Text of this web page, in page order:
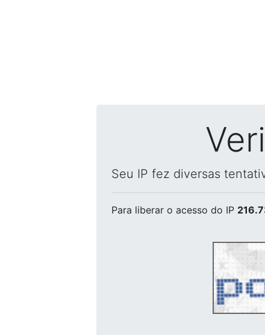
Seu IP fez diversas
Para liberar o acesso do IP